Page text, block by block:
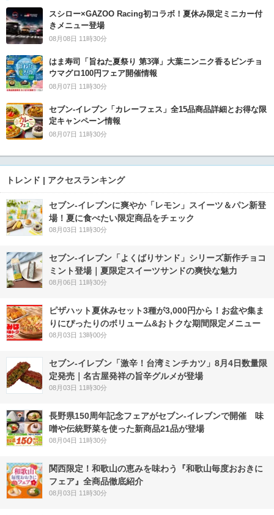
スシロー×GAZOO Racing初コラボ！夏休み限定ミニカー付
きメニュー登場
08月08日 11時30分
はま寿司「旨ねた夏祭り 第3弾」大葉ニンニク香るビンチョ
ウマグロ100円フェア開催情報
08月07日 11時30分
セブン‐イレブン「カレーフェス」全15品商品詳細とお得な限
定キャンペーン情報
08月07日 11時30分
トレンド | アクセスランキング
セブン‐イレブンに爽やか「レモン」スイーツ＆パン新登
場！夏に食べたい限定商品をチェック
08月03日 11時30分
セブン‐イレブン「よくばりサンド」シリーズ新作チョコ
ミント登場｜夏限定スイーツサンドの爽快な魅力
08月06日 11時30分
ピザハット夏休みセット3種が3,000円から！お盆や集ま
りにぴったりのボリューム&おトクな期間限定メニュー
08月03日 13時00分
セブン-イレブン「激辛！台湾ミンチカツ」8月4日数量限
定発売｜名古屋発祥の旨辛グルメが登場
08月03日 11時30分
長野県150周年記念フェアがセブン-イレブンで開催 味
噌や伝統野菜を使った新商品21品が登場
08月04日 11時30分
関西限定！和歌山の恵みを味わう『和歌山毎度おおきに
フェア』全商品徹底紹介
08月03日 11時30分